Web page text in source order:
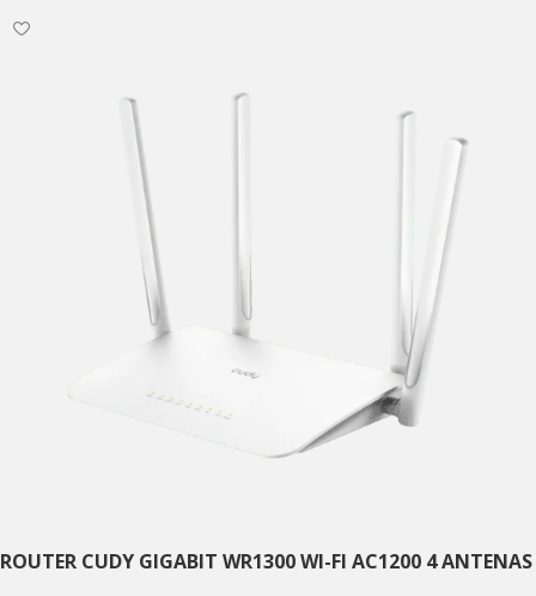
ROUTER CUDY GIGABIT WR1300 WI-FI AC1200 4 ANTENAS